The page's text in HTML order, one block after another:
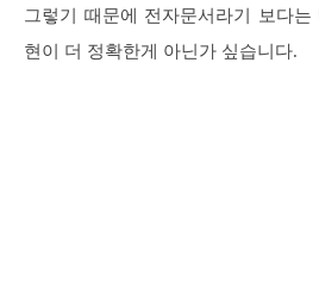
그렇기 때문에 전자문서라기 보다
현이 더 정확한게 아닌가 싶습니다.